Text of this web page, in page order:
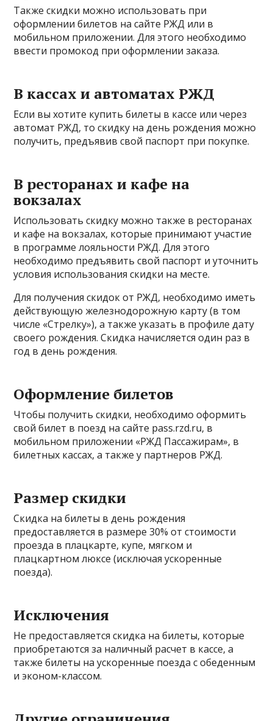
Также скидки можно использовать при
оформлении билетов на сайте РЖД или в
мобильном приложении. Для этого необходимо
ввести промокод при оформлении заказа.
В кассах и автоматах РЖД
Если вы хотите купить билеты в кассе или через
автомат РЖД, то скидку на день рождения можно
получить, предъявив свой паспорт при покупке.
В ресторанах и кафе на
вокзалах
Использовать скидку можно также в ресторанах
и кафе на вокзалах, которые принимают участие
в программе лояльности РЖД. Для этого
необходимо предъявить свой паспорт и уточнить
условия использования скидки на месте.
Для получения скидок от РЖД, необходимо иметь
действующую железнодорожную карту (в том
числе «Стрелку»), а также указать в профиле дату
своего рождения. Скидка начисляется один раз в
год в день рождения.
Оформление билетов
Чтобы получить скидки, необходимо оформить
свой билет в поезд на сайте pass.rzd.ru, в
мобильном приложении «РЖД Пассажирам», в
билетных кассах, а также у партнеров РЖД.
Размер скидки
Скидка на билеты в день рождения
предоставляется в размере 30% от стоимости
проезда в плацкарте, купе, мягком и
плацкартном люксе (исключая ускоренные
поезда).
Исключения
Не предоставляется скидка на билеты, которые
приобретаются за наличный расчет в кассе, а
также билеты на ускоренные поезда с обеденным
и эконом-классом.